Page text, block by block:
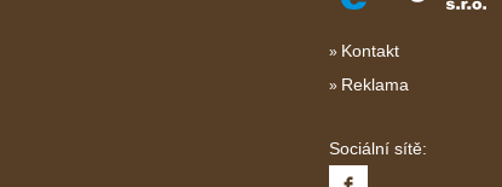
Kontakt
Reklama
Sociální sítě: